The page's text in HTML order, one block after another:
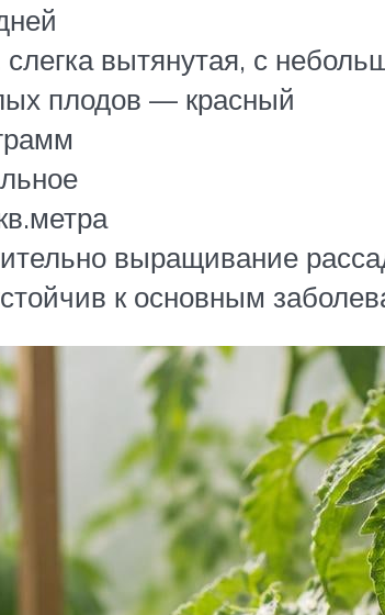
слегка вытянутая, с
плодов — красный
выращивание
к основным